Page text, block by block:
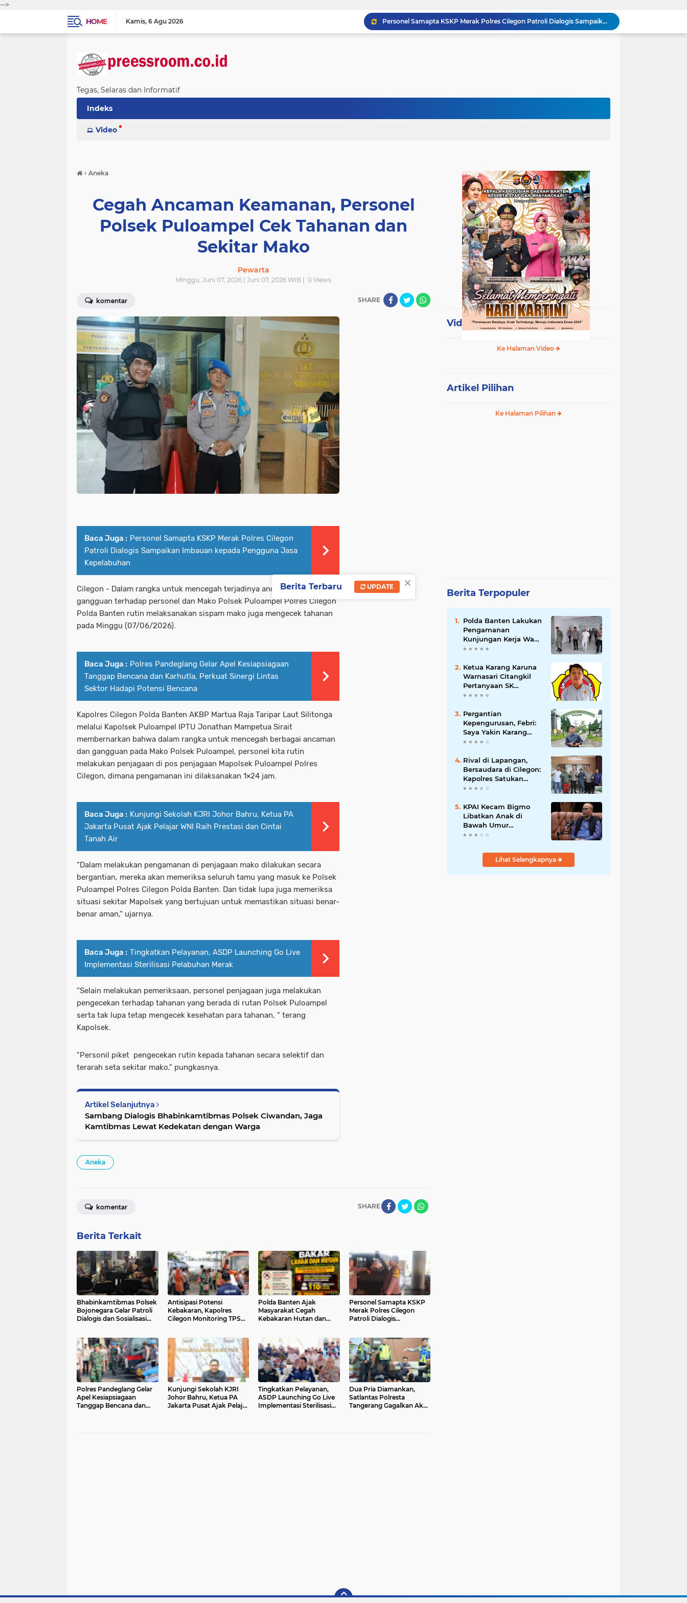
-->
HOME
Kamis 6 Agu 2026
Pelayanan Prima kepada Masyarakat, Anggota Polsek Puloampel Laksanakan Gatur Lalu Lintas
Anggota Polsek Puloampel Rutin Laksanakan Subuh Keliling di Desa Binaannya
Patroli Blue Light Upaya KSKP Merak Polres Cilegon Tekan Aksi Tindak Kriminalitas
Tegas, Selaras dan Informatif
Indeks
Video
› Aneka
Cegah Ancaman Keamanan, Personel
Polsek Puloampel Cek Tahanan dan
Sekitar Mako
Pewarta
Minggu, Juni 07, 2026 | Juni 07, 2026 WIB | 0 Views
komentar SHARE
Baca Juga : Personel Samapta KSKP Merak Polres Cilegon
Patroli Dialogis Sampaikan Imbauan kepada Pengguna Jasa
Kepelabuhan
Cilegon - Dalam rangka untuk mencegah terjadinya ancaman dan
gangguan terhadap personel dan Mako Polsek Puloampel Polres Cilegon
Polda Banten rutin melaksanakan sispam mako juga mengecek tahanan
pada Minggu (07/06/2026).
Baca Juga : Polres Pandeglang Gelar Apel Kesiapsiagaan
Tanggap Bencana dan Karhutla, Perkuat Sinergi Lintas
Sektor Hadapi Potensi Bencana
Kapolres Cilegon Polda Banten AKBP Martua Raja Taripar Laut Silitonga
melalui Kapolsek Puloampel IPTU Jonathan Mampetua Sirait
membernarkan bahwa dalam rangka untuk mencegah berbagai ancaman
dan gangguan pada Mako Polsek Puloampel, personel kita rutin
melakukan penjagaan di pos penjagaan Mapolsek Puloampel Polres
Cilegon, dimana pengamanan ini dilaksanakan 1×24 jam.
Baca Juga : Kunjungi Sekolah KJRI Johor Bahru, Ketua PA
Jakarta Pusat Ajak Pelajar WNI Raih Prestasi dan Cintai
Tanah Air
“Dalam melakukan pengamanan di penjagaan mako dilakukan secara
bergantian, mereka akan memeriksa seluruh tamu yang masuk ke Polsek
Puloampel Polres Cilegon Polda Banten. Dan tidak lupa juga memeriksa
situasi sekitar Mapolsek yang bertujuan untuk memastikan situasi benar-
benar aman,“ ujarnya.
Baca Juga : Tingkatkan Pelayanan, ASDP Launching Go Live
Implementasi Sterilisasi Pelabuhan Merak
“Selain melakukan pemeriksaan, personel penjagaan juga melakukan
pengecekan terhadap tahanan yang berada di rutan Polsek Puloampel
serta tak lupa tetap mengecek kesehatan para tahanan, “ terang
Kapolsek.
"Personil piket pengecekan rutin kepada tahanan secara selektif dan
terarah seta sekitar mako," pungkasnya.
Artikel Selanjutnya
Sambang Dialogis Bhabinkamtibmas Polsek Ciwandan, Jaga
Kamtibmas Lewat Kedekatan dengan Warga
Aneka
SHARE
komentar
Berita Terkait
Bhabinkamtibmas Polsek
Bojonegara Gelar Patroli
Dialogis dan Sosialisasi
Antisipasi Potensi
Kebakaran, Kapolres
Cilegon Monitoring TPSA
Polda Banten Ajak
Masyarakat Cegah
Kebakaran Hutan dan
Personel Samapta KSKP
Merak Polres Cilegon
Patroli Dialogis
Kepelabuhan
Polres Pandeglang Gelar
Apel Kesiapsiagaan
Tanggap Bencana dan
Kunjungi Sekolah KJRI
Johor Bahru, Ketua PA
Jakarta Pusat Ajak Pelajar
Tingkatkan Pelayanan,
ASDP Launching Go Live
Implementasi Sterilisasi
Dua Pria Diamankan,
Satlantas Polresta
Tangerang Gagalkan Aksi
Video Terpopuler
Ke Halaman Video
Artikel Pilihan
Ke Halaman Pilihan
Berita Terpopuler
Polda Banten Lakukan
Pengamanan
Kunjungan Kerja Wakil
Presiden RI
Ketua Karang Karuna
Warnasari Citangkil
Pertanyaan SK
Karetaker dan Urgensi
Berduka
Pergantian
Kepengurusan, Febri:
Saya Yakin Karang
Taruna Wanakarsa
Kepemimpinan Bung
Entus Jauh Membawa
Manfaat
Rival di Lapangan,
Bersaudara di Cilegon:
Kapolres Satukan
Viking dan Jak Mania
Piala Presiden 2026
KPAI Kecam Bigmo
Libatkan Anak di
Bawah Umur
Promosikan Liquid
Bertindak Tegas
Lihat Selengkapnya
×
Berita Terbaru UPDATE